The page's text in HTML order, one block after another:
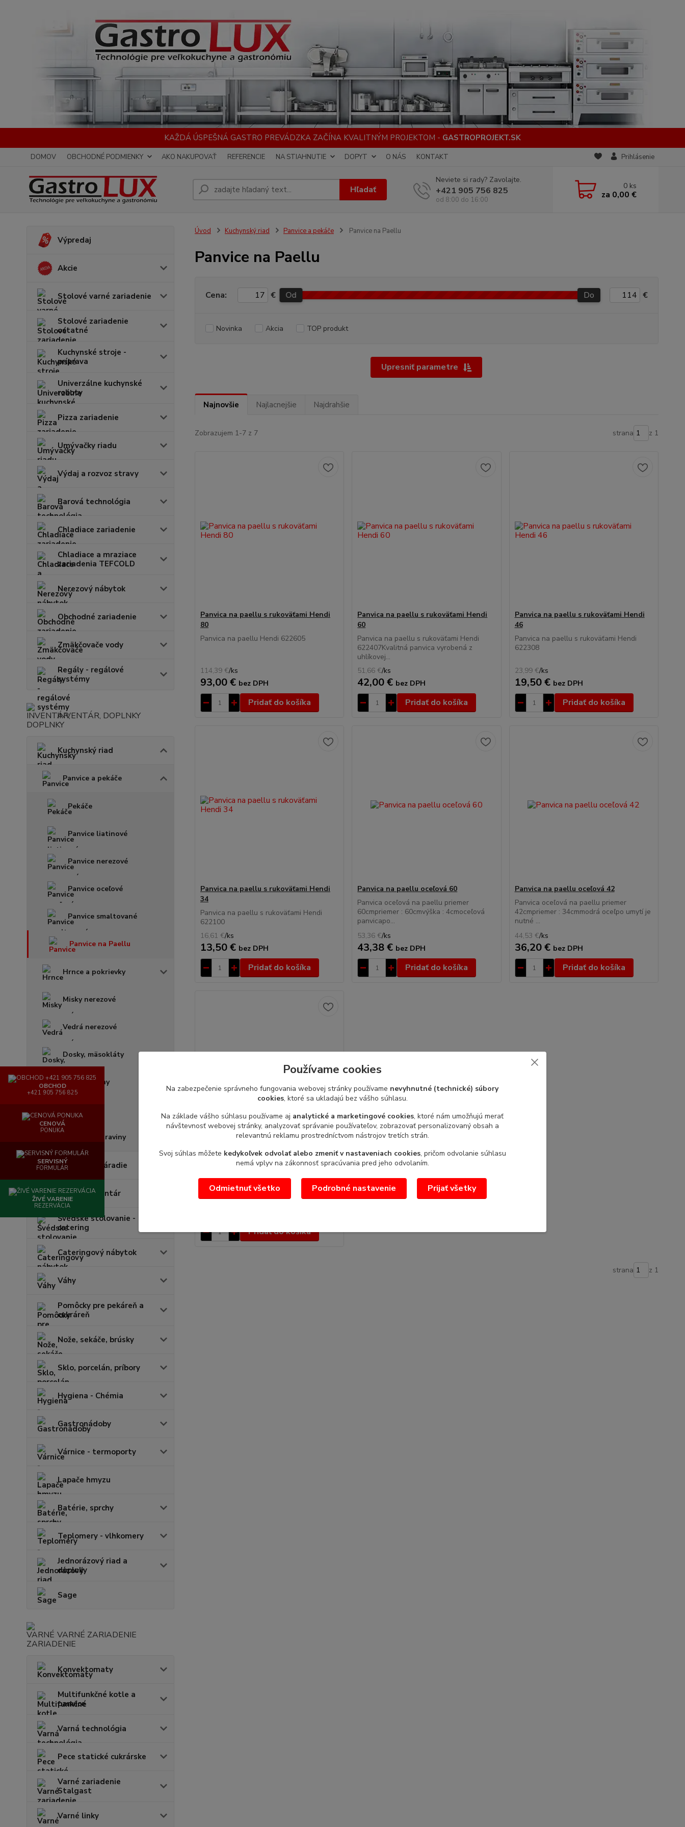
KAŽDÁ ÚSPEŠNÁ GASTRO PREVÁDZKA ZAČÍNA KVALITNÝM PROJEKTOM - GASTROPROJEKT.SK
DOMOV OBCHODNÉ PODMIENKY AKO NAKUPOVAŤ REFERENCIE NA STIAHNUTIE DOPYT O NÁS KONTAKT Prihlásenie
Hľadať
Neviete si rady? Zavolajte.
+421 905 756 825
od 8:00 do 16:00
0 ks
za 0,00 €
Výpredaj
Akcie
Stolové varné zariadenie
Stolové zariadenie
ostatné
Kuchynské stroje -
príprava
Univerzálne kuchynské
roboty
Pizza zariadenie
Umývačky riadu
Výdaj a rozvoz stravy
Barová technológia
Chladiace zariadenie
Chladiace a mraziace
zariadenia TEFCOLD
Nerezový nábytok
Obchodné zariadenie
Zmäkčovače vody
Regály - regálové
systémy
INVENTÁR, DOPLNKY
Kuchynský riad
Panvice a pekáče
Pekáče
Panvice liatinové
Panvice nerezové
Panvice oceľové
Panvice smaltované
Panvice na Paellu
Hrnce a pokrievky
Misky nerezové
Vedrá nerezové
Dosky, mäsokláty
Rošty, Plechy
Boxy na potraviny
Kuchynské náradie
Stolový inventár
Švédske stolovanie -
catering
Cateringový nábytok
Váhy
Pomôcky pre pekáreň a
cukráreň
Nože, sekáče, brúsky
Sklo, porcelán, príbory
Hygiena - Chémia
Gastronádoby
Várnice - termoporty
Lapače hmyzu
Batérie, sprchy
Teplomery - vlhkomery
Jednorázový riad a
doplnky
Sage
VARNÉ ZARIADENIE
Konvektomaty
Multifunkčné kotle a
panvice
Varná technológia
Pece statické cukrárske
Varné zariadenie
Stalgast
Varné linky
Úvod Kuchynský riad Panvice a pekáče Panvice na Paellu
Panvice na Paellu
Upresniť parametre
Cena: € Od Do €
Novinka Akcia TOP produkt
Najnovšie Najlacnejšie Najdrahšie
Zobrazujem 1-7 z 7 strana z 1
Panvica na paellu s rukoväťami Hendi
80
Panvica na paellu Hendi 622605
114,39 €/ks
93,00 € bez DPH
Pridať do košíka
Panvica na paellu s rukoväťami Hendi
60
Panvica na paellu s rukoväťami Hendi
622407Kvalitná panvica vyrobená z
uhlíkovej...
51,66 €/ks
42,00 € bez DPH
Pridať do košíka
Panvica na paellu s rukoväťami Hendi
46
Panvica na paellu s rukoväťami Hendi
622308
23,99 €/ks
19,50 € bez DPH
Pridať do košíka
Panvica na paellu s rukoväťami Hendi
34
Panvica na paellu s rukoväťami Hendi
622100
16,61 €/ks
13,50 € bez DPH
Pridať do košíka
Panvica na paellu oceľová 60
Panvica oceľová na paellu priemer
60cmpriemer : 60cmvýška : 4cmoceľová
panvicapo...
53,36 €/ks
43,38 € bez DPH
Pridať do košíka
Panvica na paellu oceľová 42
Panvica oceľová na paellu priemer
42cmpriemer : 34cmmodrá oceľpo umytí je
nutné ...
44,53 €/ks
36,20 € bez DPH
Pridať do košíka
Panvica na paellu oceľová 34
Panvica oceľová na paellu priemer
34cmpriemer : 34cmmodrá oceľpo umytí je
nutné ...
35,62 €/ks
Pridať do košíka
strana z 1
OBCHOD
+421 905 756 825
CENOVÁ
PONUKA
SERVISNÝ
FORMULÁR
ŽIVÉ VARENIE
REZERVÁCIA
Používame cookies
Na zabezpečenie správneho fungovania webovej stránky používame nevyhnutné (technické) súbory
cookies, ktoré sa ukladajú bez vášho súhlasu.
Na základe vášho súhlasu používame aj analytické a marketingové cookies, ktoré nám umožňujú merať
návštevnosť webovej stránky, analyzovať správanie používateľov, zobrazovať personalizovaný obsah a
relevantnú reklamu prostredníctvom nástrojov tretích strán.
Svoj súhlas môžete kedykoľvek odvolať alebo zmeniť v nastaveniach cookies, pričom odvolanie súhlasu
nemá vplyv na zákonnosť spracúvania pred jeho odvolaním.
Odmietnuť všetko Podrobné nastavenie Prijať všetky